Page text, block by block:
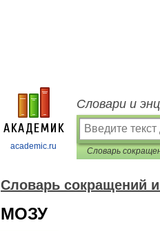
academic.ru
Словари и
Словарь сокращений
МОЗУ